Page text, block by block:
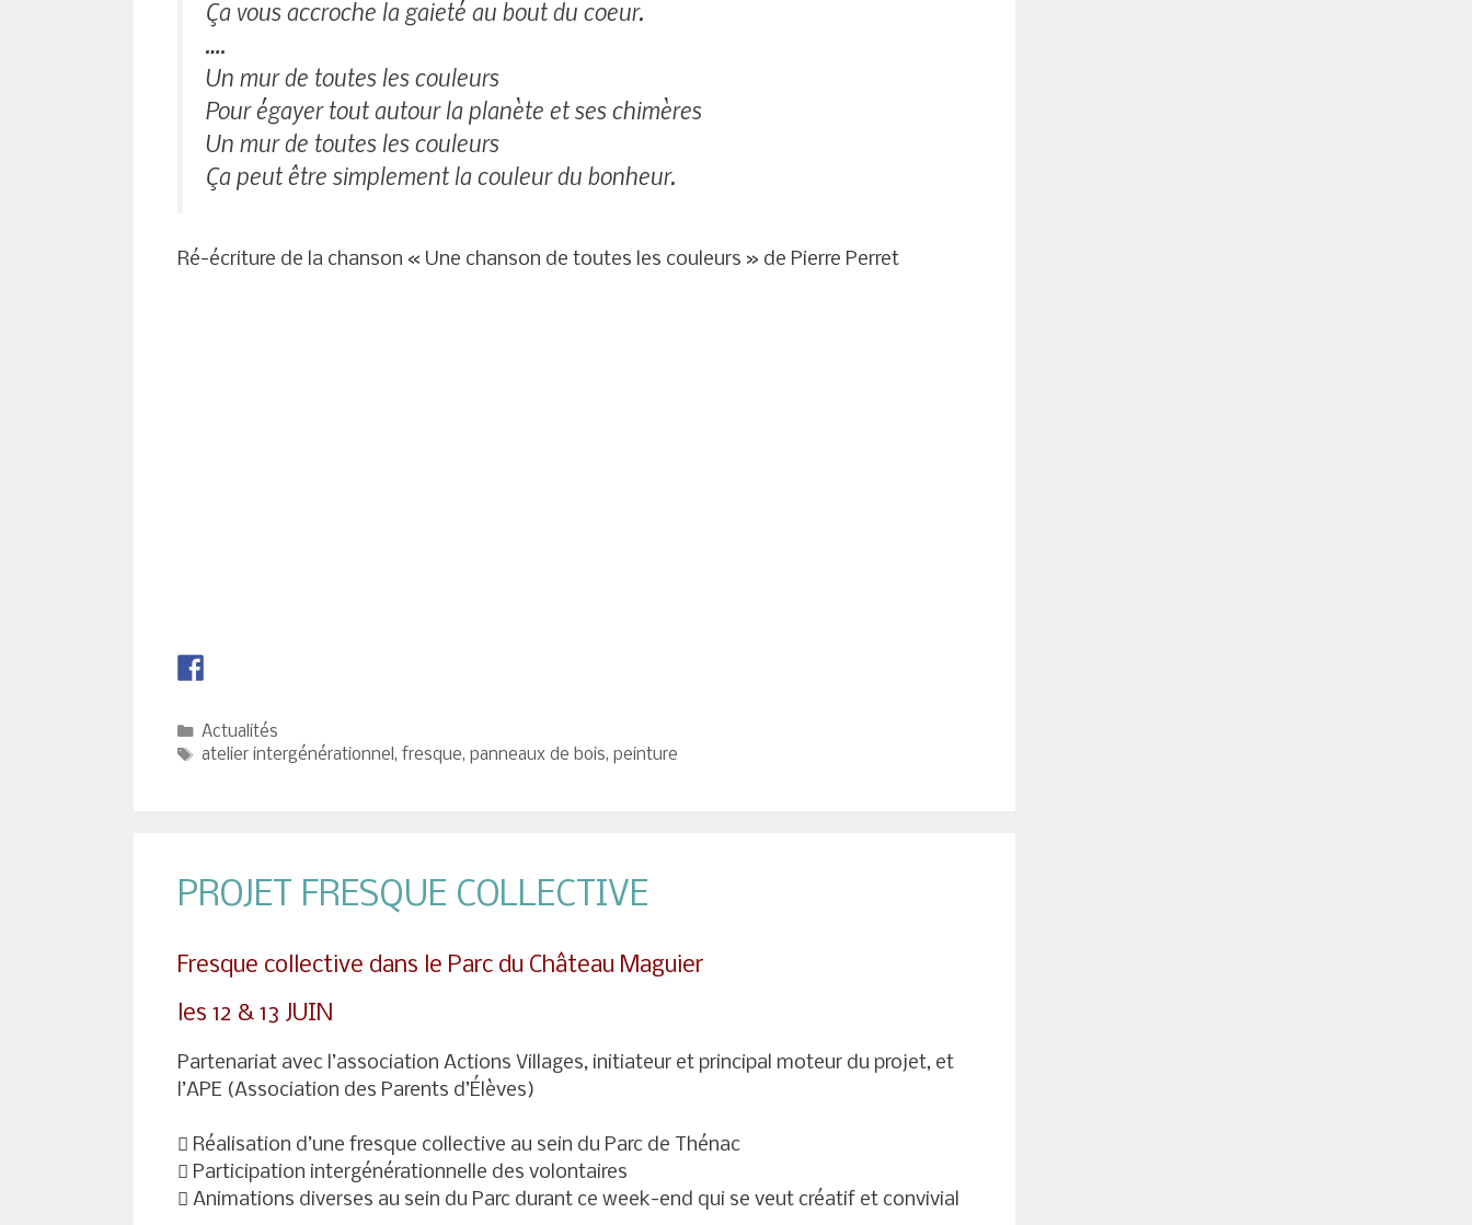
Ça vous accroche la gaieté au bout du coeur.
….
Un mur de toutes les couleurs
Pour égayer tout autour la planète et ses chimères
Un mur de toutes les couleurs
Ça peut être simplement la couleur du bonheur.
Ré-écriture de la chanson « Une chanson de toutes les couleurs » de Pierre Perret
Catégories
Actualités
Étiquettes
atelier intergénérationnel , fresque, panneaux de bois, peinture
PROJET FRESQUE COLLECTIVE
Fresque collective dans le Parc du Château Maguier
les 12 & 13 JUIN
Partenariat avec l’association Actions Villages, initiateur et principal moteur du projet, et
l’APE (Association des Parents d’Élèves)
 Réalisation d’une fresque collective au sein du Parc de Thénac
 Participation intergénérationnelle des volontaires
 Animations diverses au sein du Parc durant ce week-end qui se veut créatif et convivial